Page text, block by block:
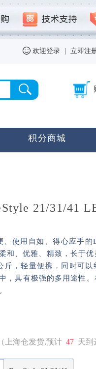
欢迎登录 立即注
积分商城
21/31/41
、使用自如、得心应手的
和、优雅、精致，长于
斤，轻量便携，同时可以
，具有极强的多用途性
上海仓发货,预计 47 天到